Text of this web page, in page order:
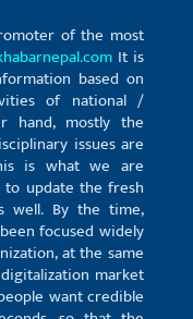
of the most
It is
based on
of national /
hand, mostly the
issues are
is what we are
update the fresh
well. By the time,
focused widely
at the same
market
want credible